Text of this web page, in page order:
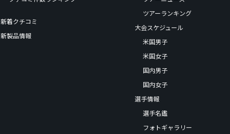
新着クチコミ
新製品情報
ツアーランキング
大会スケジュール
米国男子
米国女子
国内男子
国内女子
選手情報
選手名鑑
フォトギャラリー